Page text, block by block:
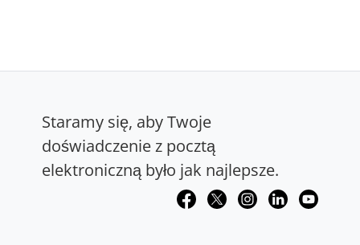
Staramy się, aby Twoje
doświadczenie z pocztą
elektroniczną było jak najlepsze.